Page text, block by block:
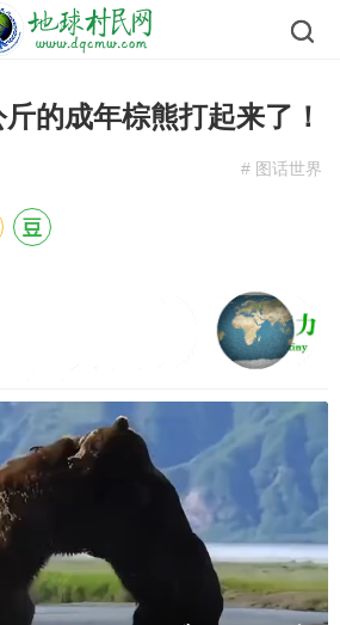
的成年棕熊打起来了！
# 图话世界